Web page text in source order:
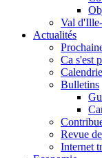
Val
Actualités
Ca s'est
Bulletins
Revue
Internet